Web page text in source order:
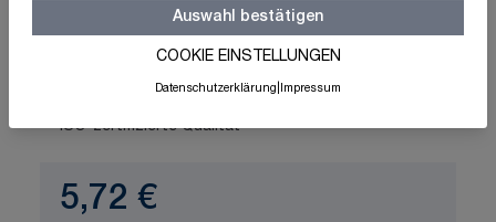
Auswahl bestätigen
COOKIE EINSTELLUNGEN
Datenschutzerklärung Impressum
ISO-zertifizierte Qualität
5,72 €